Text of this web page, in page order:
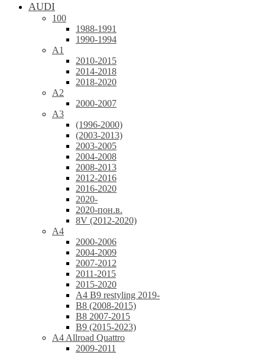
AUDI
100
1988-1991
1990-1994
A1
2010-2015
2014-2018
2018-2020
A2
2000-2007
A3
(1996-2000)
(2003-2013)
2003-2005
2004-2008
2008-2013
2012-2016
2016-2020
2020-
2020-пон.в.
8V (2012-2020)
A4
2000-2006
2004-2009
2007-2012
2011-2015
2015-2020
A4 B9 restyling 2019-
B8 (2008-2015)
B8 2007-2015
B9 (2015-2023)
A4 Allroad Quattro
2009-2011